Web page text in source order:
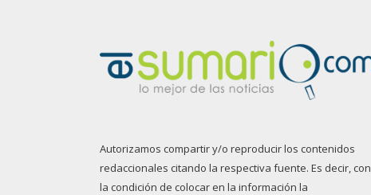
Autorizamos compartir y/o reproducir los contenidos
redaccionales citando la respectiva fuente. Es decir, con
la condición de colocar en la información la